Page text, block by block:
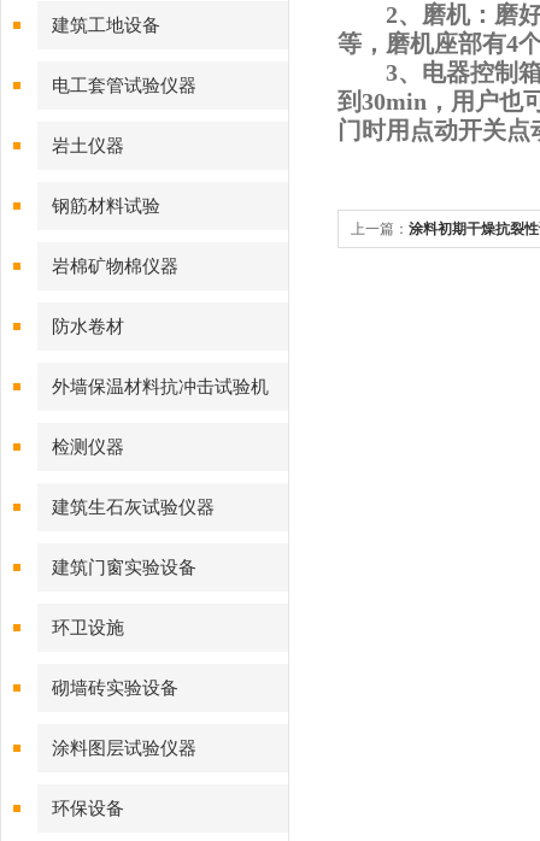
建筑工地设备
电工套管试验仪器
岩土仪器
钢筋材料试验
岩棉矿物棉仪器
防水卷材
外墙保温材料抗冲击试验机
检测仪器
建筑生石灰试验仪器
建筑门窗实验设备
环卫设施
砌墙砖实验设备
涂料图层试验仪器
环保设备
2、 磨机：磨
等，磨机座部有4
3、 电器控制
到30min ，用户也
门时用点动开关点
上一篇： 涂料初期干燥抗裂